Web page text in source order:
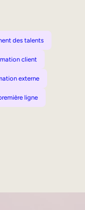
des talents
client
externe
ligne